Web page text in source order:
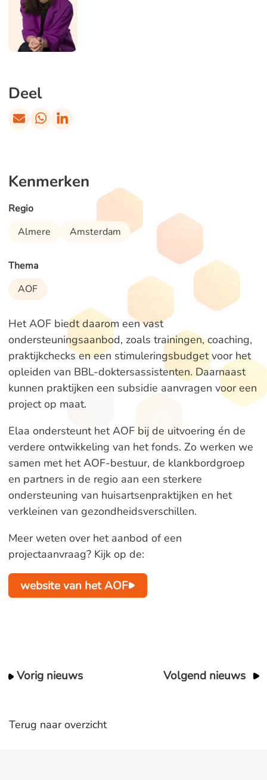
Het AOF biedt daarom een vast
ondersteuningsaanbod, zoals trainingen, coaching,
praktijkchecks en een stimuleringsbudget voor het
opleiden van BBL-doktersassistenten. Daarnaast
kunnen praktijken een subsidie aanvragen voor een
project op maat.
Elaa ondersteunt het AOF bij de uitvoering én de
verdere ontwikkeling van het fonds. Zo werken we
samen met het AOF-bestuur, de klankbordgroep
en partners in de regio aan een sterkere
ondersteuning van huisartsenpraktijken en het
verkleinen van gezondheidsverschillen.
Meer weten over het aanbod of een
projectaanvraag? Kijk op de:
website van het AOF
Vorig nieuws Volgend nieuws
Deel
Kenmerken
Regio
Almere
Amsterdam
Thema
AOF
Terug naar overzicht